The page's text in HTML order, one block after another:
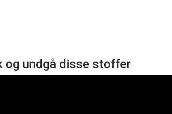
og undgå disse stoffer